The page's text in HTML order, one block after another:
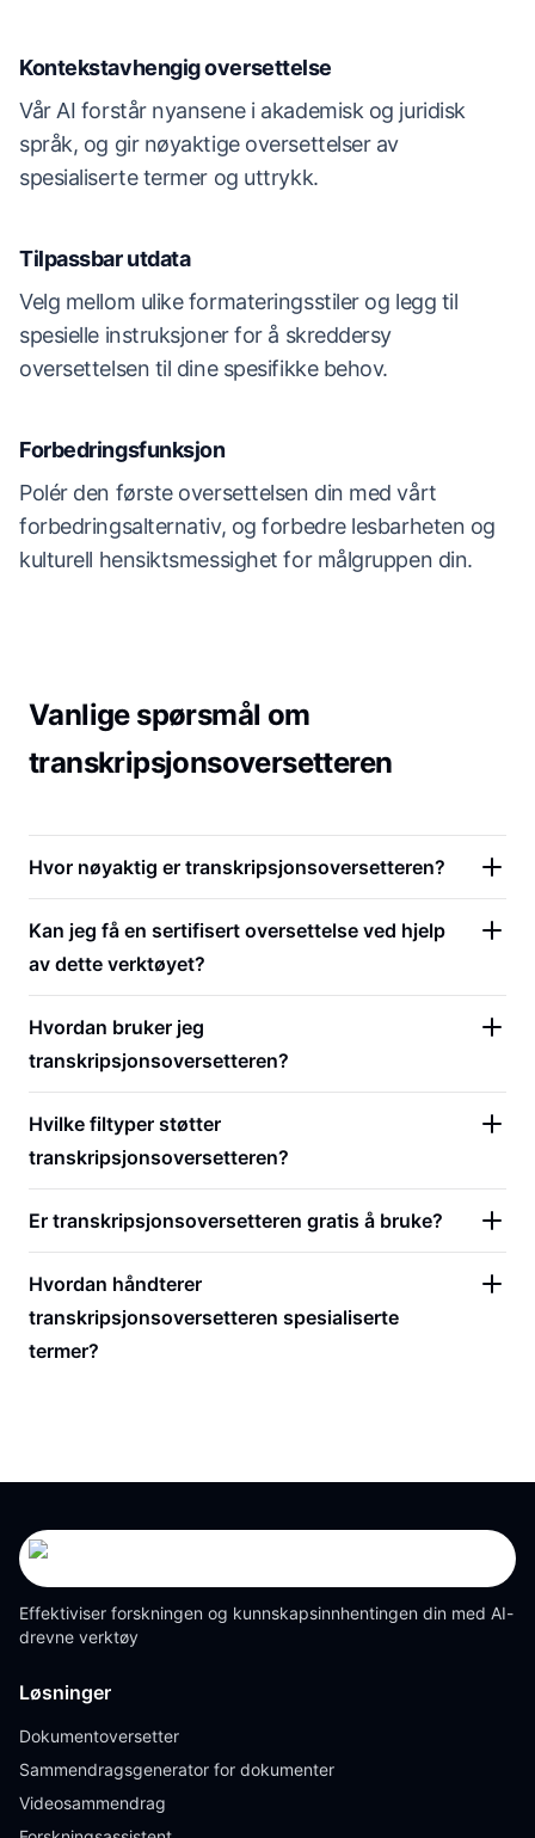
Kontekstavhengig oversettelse
Vår AI forstår nyansene i akademisk og juridisk
språk, og gir nøyaktige oversettelser av
spesialiserte termer og uttrykk.
Tilpassbar utdata
Velg mellom ulike formateringsstiler og legg til
spesielle instruksjoner for å skreddersy
oversettelsen til dine spesifikke behov.
Forbedringsfunksjon
Polér den første oversettelsen din med vårt
forbedringsalternativ, og forbedre lesbarheten og
kulturell hensiktsmessighet for målgruppen din.
Vanlige spørsmål om
transkripsjonsoversetteren
Hvor nøyaktig er transkripsjonsoversetteren?
Kan jeg få en sertifisert oversettelse ved hjelp
av dette verktøyet?
Hvordan bruker jeg
transkripsjonsoversetteren?
Hvilke filtyper støtter
transkripsjonsoversetteren?
Er transkripsjonsoversetteren gratis å bruke?
Hvordan håndterer
transkripsjonsoversetteren spesialiserte
termer?
Effektiviser forskningen og kunnskapsinnhentingen din med AI-
drevne verktøy
Løsninger
Dokumentoversetter
Sammendragsgenerator for dokumenter
Videosammendrag